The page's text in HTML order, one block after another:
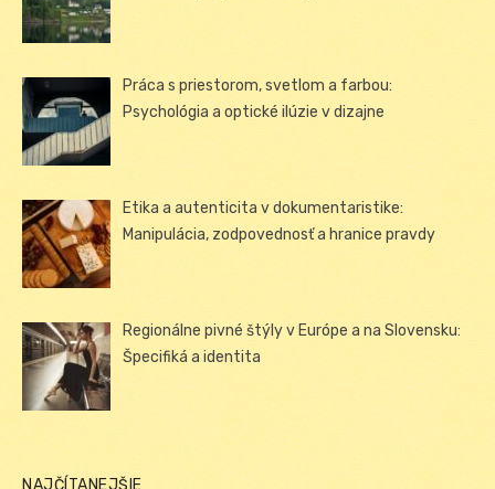
Práca s priestorom, svetlom a farbou:
Psychológia a optické ilúzie v dizajne
Etika a autenticita v dokumentaristike:
Manipulácia, zodpovednosť a hranice pravdy
Regionálne pivné štýly v Európe a na Slovensku:
Špecifiká a identita